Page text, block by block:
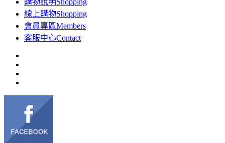
線上購物Shopping
會員專區Members
客服中心Contact